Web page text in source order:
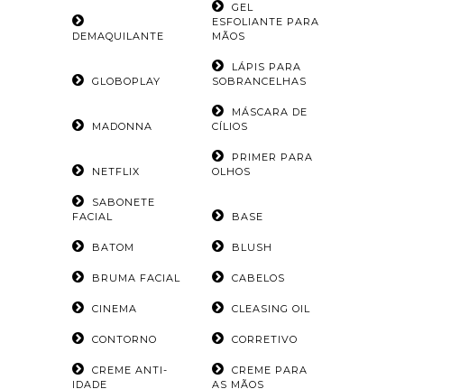
DEMAQUILANTE
GEL
ESFOLIANTE PARA
MÃOS
GLOBOPLAY
LÁPIS PARA
SOBRANCELHAS
MADONNA
MÁSCARA DE
CÍLIOS
NETFLIX
PRIMER PARA
OLHOS
SABONETE
FACIAL
BASE
BATOM BLUSH
BRUMA FACIAL CABELOS
CINEMA CLEASING OIL
CONTORNO CORRETIVO
CREME ANTI-
IDADE
CREME PARA
AS MÃOS